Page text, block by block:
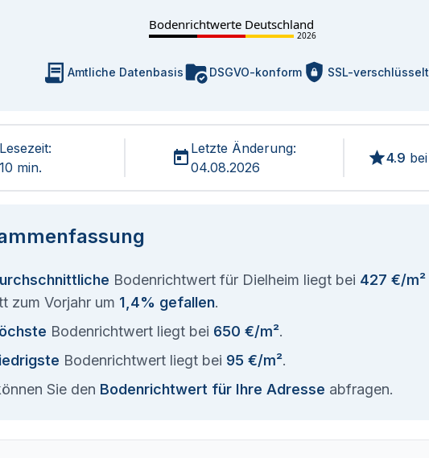
Bodenrichtwerte Deutschland
2026
Amtliche Datenbasis DSGVO-konform SSL-verschlüsselt
Lesezeit:
10 min.
Letzte Änderung:
04.08.2026
4.9 bei
Bodenrichtwert für Dielheim liegt bei 427 €/m²
zum Vorjahr um 1,4% gefallen.
Bodenrichtwert liegt bei 650 €/m².
Bodenrichtwert liegt bei 95 €/m².
Sie den Bodenrichtwert für Ihre Adresse abfragen.